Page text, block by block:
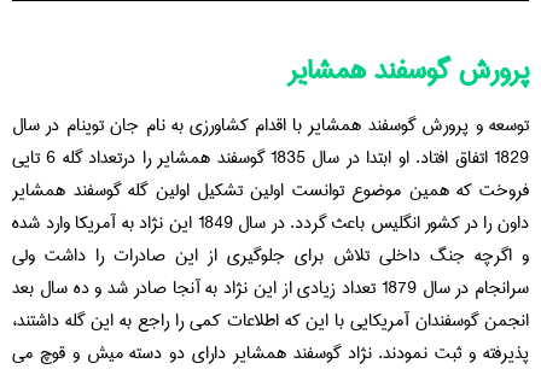
پرورش گوسفند همشایر
توسعه و پرورش گوسفند همشایر با اقدام کشاورزی به نام جان توینام در سال
1829 اتفاق افتاد. او ابتدا در سال 1835 گوسفند همشایر را درتعداد گله 6 تایی
فروخت که همین موضوع توانست اولین تشکیل اولین گله گوسفند همشایر
داون را در کشور انگلیس باعث گردد. در سال 1849 این نژاد به آمریکا وارد شده
و اگرچه جنگ داخلی تلاش برای جلوگیری از این صادرات را داشت ولی
سرانجام در سال 1879 تعداد زیادی از این نژاد به آنجا صادر شد و ده سال بعد
انجمن گوسفندان آمریکایی با این که اطلاعات کمی را راجع به این گله داشتند،
پذیرفته و ثبت نمودند. نژاد گوسفند همشایر دارای دو دسته میش و قوچ می